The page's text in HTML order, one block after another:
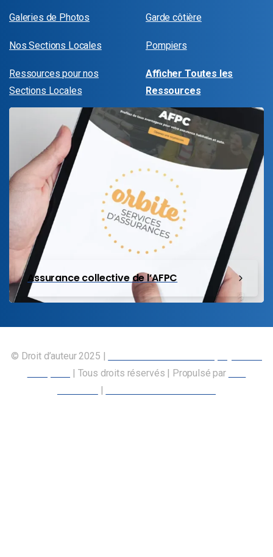
Galeries de Photos
Nos Sections Locales
Ressources pour nos
Sections Locales
Garde côtière
Pompiers
Afficher Toutes les
Ressources
Assurance collective de l’AFPC
© Droit d’auteur 2025 |
| Tous droits réservés | Propulsé par
|